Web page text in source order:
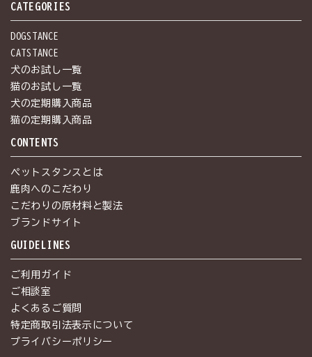
CATEGORIES
DOGSTANCE
CATSTANCE
犬のお試し一覧
猫のお試し一覧
犬の定期購入商品
猫の定期購入商品
CONTENTS
ペットスタンスとは
鹿肉へのこだわり
こだわりの原材料と製法
ブランドサイト
GUIDELINES
ご利用ガイド
ご相談室
よくあるご質問
特定商取引法表示について
プライバシーポリシー